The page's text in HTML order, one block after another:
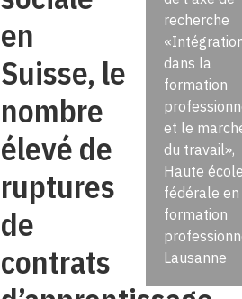
en
Suisse, le
nombre
élevé de
ruptures
de
contrats
recherche
dans la
formation
et le
du travail»,
Haute école
fédérale en
formation
Lausanne